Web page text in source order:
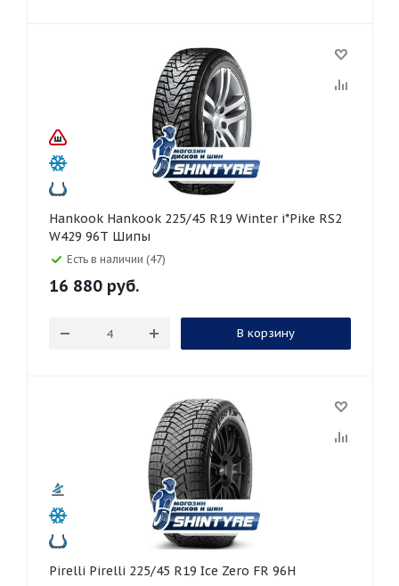
Hankook Hankook 225/45 R19 Winter i*Pike RS2
W429 96T Шипы
Есть в наличии (47)
16 880 руб.
В корзину
Pirelli Pirelli 225/45 R19 Ice Zero FR 96H